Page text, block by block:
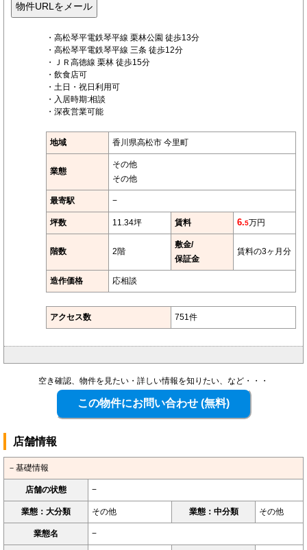
・高松琴平電鉄琴平線 栗林公園 徒歩13分
・高松琴平電鉄琴平線 三条 徒歩12分
・ＪＲ高徳線 栗林 徒歩15分
・飲食店可
・土日・祝日利用可
・入居時期:相談
・深夜営業可能
地域 香川県高松市 今里町
業態
その他
その他
最寄駅 −
坪数 11.34坪 賃料 6.5万円
階数 2階
敷金/
保証金
賃料の3ヶ月分
造作価格 応相談
アクセス数 751件
空き確認、物件を見たい・詳しい情報を知りたい、など・・・
店舗情報
－基礎情報
店舗の状態 −
業態：大分類 その他 業態：中分類 その他
業態名 −